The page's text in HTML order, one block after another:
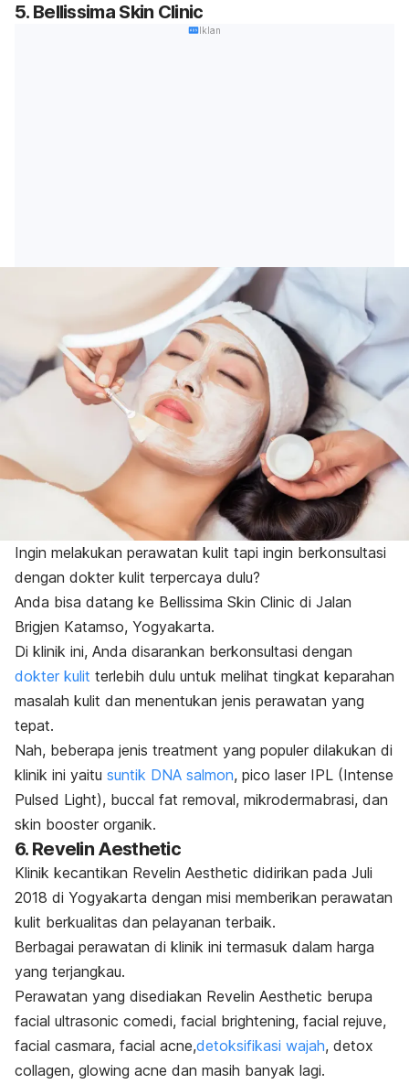
5. Bellissima Skin Clinic
Iklan
Ingin melakukan perawatan kulit tapi ingin berkonsultasi
dengan dokter kulit terpercaya dulu?
Anda bisa datang ke Bellissima Skin Clinic di Jalan
Brigjen Katamso, Yogyakarta.
Di klinik ini, Anda disarankan berkonsultasi dengan
dokter kulit terlebih dulu untuk melihat tingkat keparahan
masalah kulit dan menentukan jenis perawatan yang
tepat.
Nah, beberapa jenis treatment yang populer dilakukan di
klinik ini yaitu suntik DNA salmon, pico laser IPL (Intense
Pulsed Light), buccal fat removal, mikrodermabrasi, dan
skin booster organik.
6. Revelin Aesthetic
Klinik kecantikan Revelin Aesthetic didirikan pada Juli
2018 di Yogyakarta dengan misi memberikan perawatan
kulit berkualitas dan pelayanan terbaik.
Berbagai perawatan di klinik ini termasuk dalam harga
yang terjangkau.
Perawatan yang disediakan Revelin Aesthetic berupa
facial ultrasonic comedi, facial brightening, facial rejuve,
facial casmara, facial acne,detoksifikasi wajah, detox
collagen, glowing acne dan masih banyak lagi.